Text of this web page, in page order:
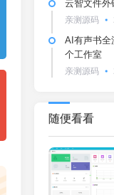
云智文件外
亲测源码
AI有声书全
个工作室
亲测源码
随便看看